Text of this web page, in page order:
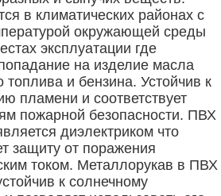
в климатических районах с
окружающей среды
эксплуатации где
на изделие масла
топлива и бензина. Устойчив к
пламени и соответствует
пожарной безопасности. ПВХ
диэлектриком что
защиту от поражения
током. Металлорукав в ПВХ
к солнечному